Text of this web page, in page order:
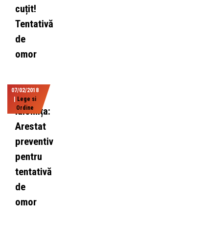
cuțit!
Tentativă
de
omor
07/02/2018
Lege si
Ordine
Ialomița:
Arestat
preventiv
pentru
tentativă
de
omor